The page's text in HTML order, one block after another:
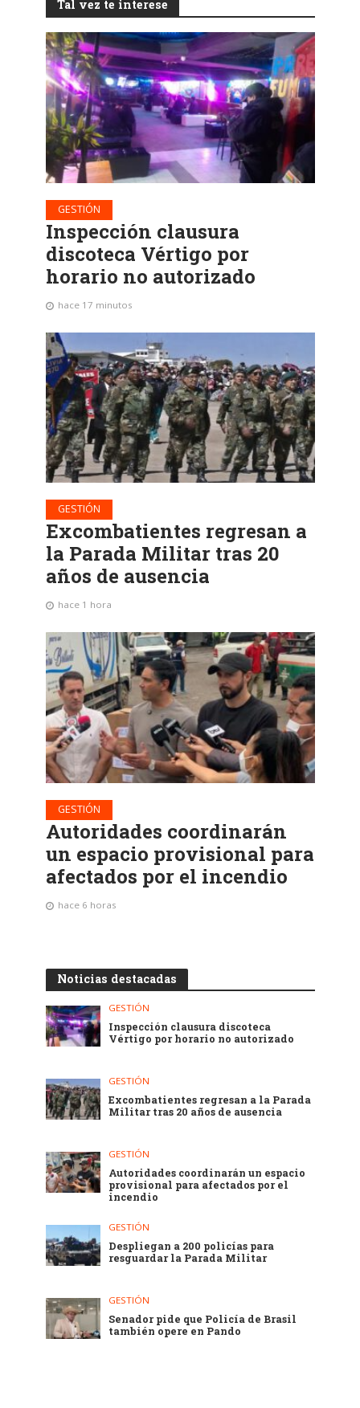
Tal vez te interese
GESTIÓN
Inspección clausura
discoteca Vértigo por
horario no autorizado
hace 17 minutos
GESTIÓN
Excombatientes regresan a
la Parada Militar tras 20
años de ausencia
hace 1 hora
GESTIÓN
Autoridades coordinarán
un espacio provisional para
afectados por el incendio
hace 6 horas
Noticias destacadas
GESTIÓN
Inspección clausura discoteca
Vértigo por horario no autorizado
GESTIÓN
Excombatientes regresan a la Parada
Militar tras 20 años de ausencia
GESTIÓN
Autoridades coordinarán un espacio
provisional para afectados por el
incendio
GESTIÓN
Despliegan a 200 policías para
resguardar la Parada Militar
GESTIÓN
Senador pide que Policía de Brasil
también opere en Pando